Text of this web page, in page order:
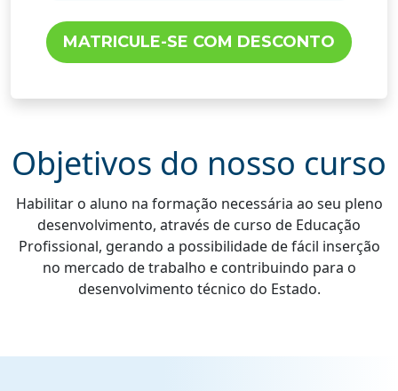
Objetivos do nosso curso
Habilitar o aluno na formação necessária ao seu pleno
desenvolvimento, através de curso de Educação
Profissional, gerando a possibilidade de fácil inserção
no mercado de trabalho e contribuindo para o
desenvolvimento técnico do Estado.